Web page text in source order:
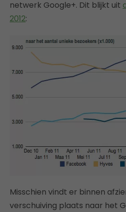
netwerk Google+. Dit blijkt uit
2012:
Misschien vindt er binnen
verschuiving plaats naar het